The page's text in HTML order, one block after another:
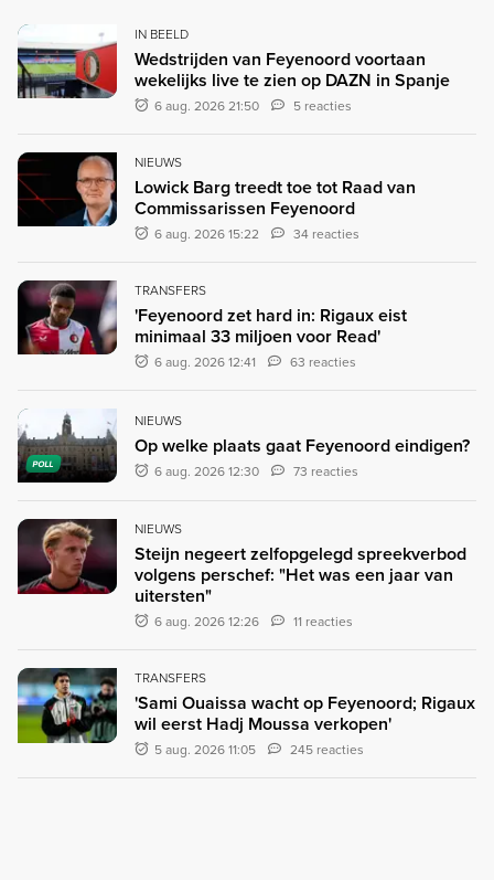
IN BEELD
Wedstrijden van Feyenoord voortaan
wekelijks live te zien op DAZN in Spanje
6 aug. 2026 21:50 5 reacties
NIEUWS
Lowick Barg treedt toe tot Raad van
Commissarissen Feyenoord
6 aug. 2026 15:22 34 reacties
TRANSFERS
'Feyenoord zet hard in: Rigaux eist
minimaal 33 miljoen voor Read'
6 aug. 2026 12:41 63 reacties
POLL
NIEUWS
Op welke plaats gaat Feyenoord eindigen?
6 aug. 2026 12:30 73 reacties
NIEUWS
Steijn negeert zelfopgelegd spreekverbod
volgens perschef: "Het was een jaar van
uitersten"
6 aug. 2026 12:26 11 reacties
TRANSFERS
'Sami Ouaissa wacht op Feyenoord; Rigaux
wil eerst Hadj Moussa verkopen'
5 aug. 2026 11:05 245 reacties